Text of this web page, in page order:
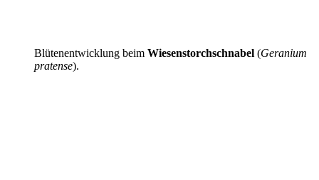
Blütenentwicklung beim Wiesenstorchschnabel (Geranium
pratense).